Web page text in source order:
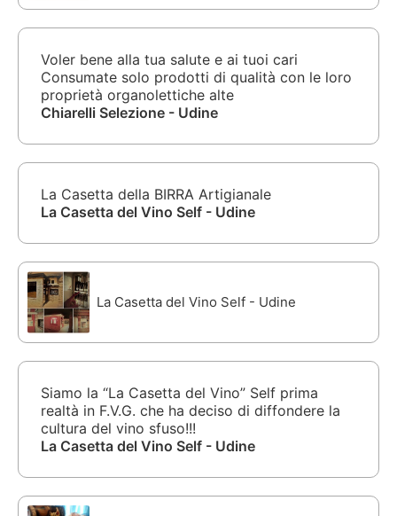
Voler bene alla tua salute e ai tuoi cari
Consumate solo prodotti di qualità con le loro
proprietà organolettiche alte
Chiarelli Selezione - Udine
La Casetta della BIRRA Artigianale
La Casetta del Vino Self - Udine
La Casetta del Vino Self - Udine
Siamo la “La Casetta del Vino” Self prima
realtà in F.V.G. che ha deciso di diffondere la
cultura del vino sfuso!!!
La Casetta del Vino Self - Udine